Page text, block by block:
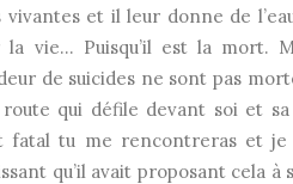
et il leur donne de
vie… Puisqu’il est la mort.
de suicides ne sont pas
qui défile devant soi et
fatal tu me rencontreras et
qu’il avait proposant cela à